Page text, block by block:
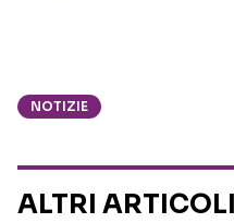
NOTIZIE
ALTRI